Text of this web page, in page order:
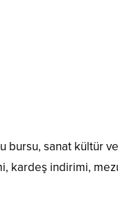
bursu, sanat kültür
kardeş indirimi,